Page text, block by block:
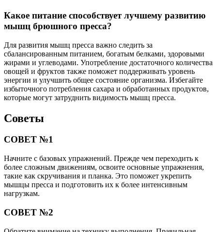
Какое питание способствует лучшему развитию
мышц брюшного пресса?
Для развития мышц пресса важно следить за
сбалансированным питанием, богатым белками, здоровыми
жирами и углеводами. Употребление достаточного количества
овощей и фруктов также поможет поддерживать уровень
энергии и улучшить общее состояние организма. Избегайте
избыточного потребления сахара и обработанных продуктов,
которые могут затруднить видимость мышц пресса.
Советы
СОВЕТ №1
Начните с базовых упражнений. Прежде чем переходить к
более сложным движениям, освоите основные упражнения,
такие как скручивания и планка. Это поможет укрепить
мышцы пресса и подготовить их к более интенсивным
нагрузкам.
СОВЕТ №2